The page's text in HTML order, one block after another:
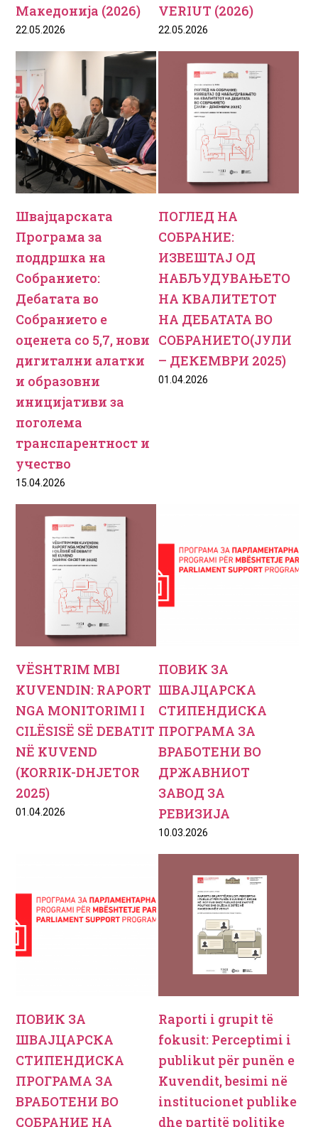
Македонија (2026)
22.05.2026
VERIUT (2026)
22.05.2026
Швајцарската
Програма за
поддршка на
Собранието:
Дебатата во
Собранието е
оценета со 5,7, нови
дигитални алатки
и образовни
иницијативи за
поголема
транспарентност и
учество
15.04.2026
ПОГЛЕД НА
СОБРАНИЕ:
ИЗВЕШТАЈ ОД
НАБЉУДУВАЊЕТО
НА КВАЛИТЕТОТ
НА ДЕБАТАТА ВО
СОБРАНИЕТО(ЈУЛИ
– ДЕКЕМВРИ 2025)
01.04.2026
VËSHTRIM MBI
KUVENDIN: RAPORT
NGA MONITORIMI I
CILËSISË SË DEBATIT
NË KUVEND
(KORRIK-DHJETOR
2025)
01.04.2026
ПОВИК ЗА
ШВАЈЦАРСКА
СТИПЕНДИСКА
ПРОГРАМА ЗА
ВРАБОТЕНИ ВО
ДРЖАВНИОТ
ЗАВОД ЗА
РЕВИЗИЈА
10.03.2026
ПОВИК ЗА
ШВАЈЦАРСКА
СТИПЕНДИСКА
ПРОГРАМА ЗА
ВРАБОТЕНИ ВО
СОБРАНИЕ НА
Raporti i grupit të
fokusit: Perceptimi i
publikut për punën e
Kuvendit, besimi në
institucionet publike
dhe partitë politike